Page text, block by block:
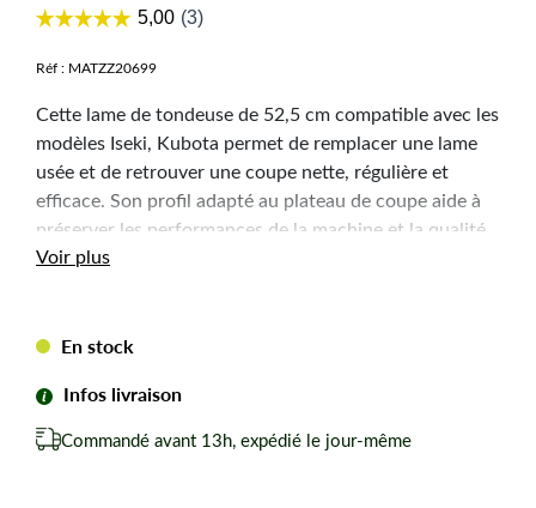
Réf : MATZZ20699
Cette lame de tondeuse de 52,5 cm compatible avec les
modèles Iseki, Kubota permet de remplacer une lame
usée et de retrouver une coupe nette, régulière et
efficace. Son profil adapté au plateau de coupe aide à
préserver les performances de la machine et la qualité
de finition de la pelouse.
Caractéristiques
techniques
Alésage central : 25 mm
Voir plus
En stock
Infos livraison
Commandé avant 13h, expédié le jour-même